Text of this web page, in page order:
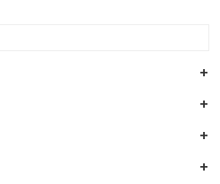
+
+
+
+